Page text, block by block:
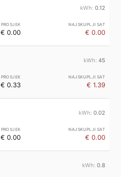
0.12
€ 0.00 € 0.00
45
€ 0.33 € 1.39
0.02
€ 0.00 € 0.00
0.8